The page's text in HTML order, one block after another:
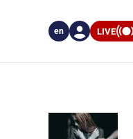
LIVE
en